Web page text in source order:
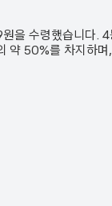
을 수령했습니다.
약 50%를 차지하